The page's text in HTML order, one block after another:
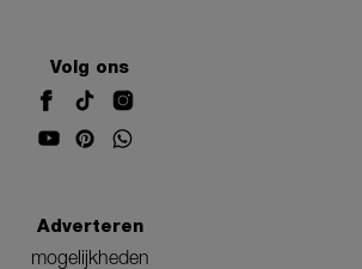
Volg ons
Adverteren
mogelijkheden